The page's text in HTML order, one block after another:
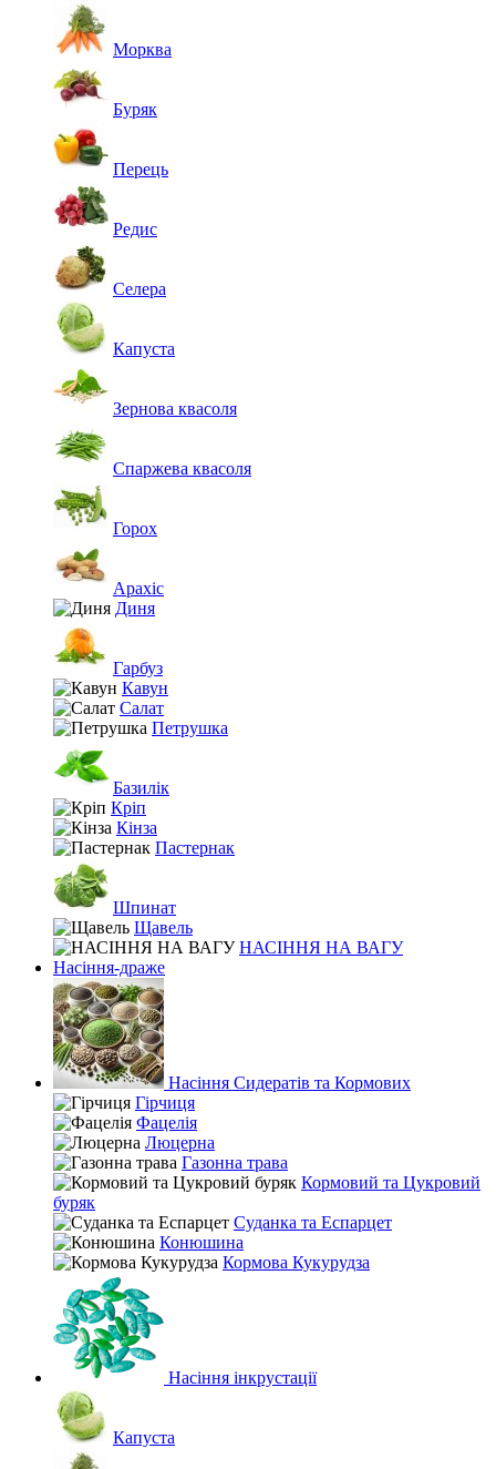
Морква
Буряк
Перець
Редис
Селера
Капуста
Зернова квасоля
Спаржева квасоля
Горох
Арахіс
Диня
Гарбуз
Кавун
Салат
Петрушка
Базилік
Кріп
Кінза
Пастернак
Шпинат
Щавель
НАСІННЯ НА ВАГУ
Насіння-драже
Насіння Сидератів та Кормових
Гірчиця
Фацелія
Люцерна
Газонна трава
Кормовий та Цукровий
буряк
Суданка та Еспарцет
Конюшина
Кормова Кукурудза
Насіння інкрустації
Капуста